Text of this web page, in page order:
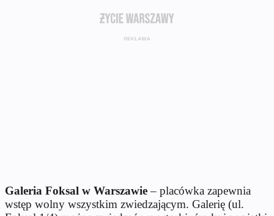
Galeria Foksal w Warszawie– placówka zapewnia
wstęp wolny wszystkim zwiedzającym. Galerię (ul.